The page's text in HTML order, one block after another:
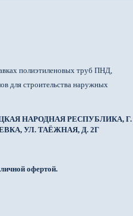
полиэтиленовых труб ПНД,
для строительства наружных
НАРОДНАЯ РЕСПУБЛИКА, Г.
УЛ. ТАЁЖНАЯ, Д. 2Г
офертой.